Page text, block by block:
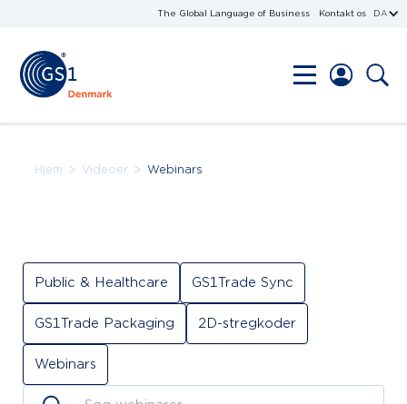
The Global Language of Business Kontakt os DA
Hjem > Videoer > Webinars
Public & Healthcare GS1Trade Sync
GS1Trade Packaging 2D-stregkoder
Webinars